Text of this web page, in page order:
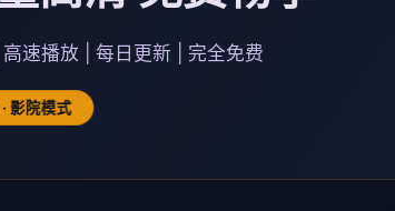
速播放 | 每日更新 | 完全免费
影院模式